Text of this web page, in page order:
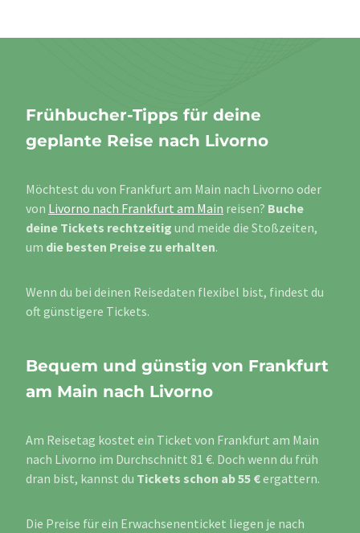
Frühbucher-Tipps für deine
geplante Reise nach Livorno
Möchtest du von Frankfurt am Main nach Livorno oder
von Livorno nach Frankfurt am Main reisen? Buche
deine Tickets rechtzeitig und meide die Stoßzeiten,
um die besten Preise zu erhalten.
Wenn du bei deinen Reisedaten flexibel bist, findest du
oft günstigere Tickets.
Bequem und günstig von Frankfurt
am Main nach Livorno
Am Reisetag kostet ein Ticket von Frankfurt am Main
nach Livorno im Durchschnitt 81 €. Doch wenn du früh
dran bist, kannst du Tickets schon ab 55 €ergattern.
Die Preise für ein Erwachsenenticket liegen je nach